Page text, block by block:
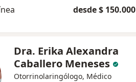
desde $ 150.000
Dra. Erika Alexandra
Caballero Meneses
Otorrinolaringólogo, Médico